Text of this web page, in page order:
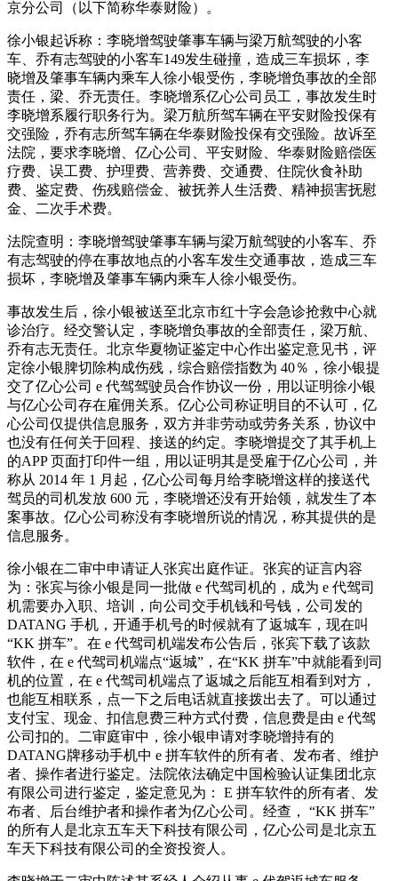
京分公司（以下简称华泰财险）。
徐小银起诉称：李晓增驾驶肇事车辆与梁万航驾驶的小客
车、乔有志驾驶的小客车149发生碰撞，造成三车损坏，李
晓增及肇事车辆内乘车人徐小银受伤，李晓增负事故的全部
责任，梁、乔无责任。李晓增系亿心公司员工，事故发生时
李晓增系履行职务行为。梁万航所驾车辆在平安财险投保有
交强险，乔有志所驾车辆在华泰财险投保有交强险。故诉至
法院，要求李晓增、亿心公司、平安财险、华泰财险赔偿医
疗费、误工费、护理费、营养费、交通费、住院伙食补助
费、鉴定费、伤残赔偿金、被抚养人生活费、精神损害抚慰
金、二次手术费。
法院查明：李晓增驾驶肇事车辆与梁万航驾驶的小客车、乔
有志驾驶的停在事故地点的小客车发生交通事故，造成三车
损坏，李晓增及肇事车辆内乘车人徐小银受伤。
事故发生后，徐小银被送至北京市红十字会急诊抢救中心就
诊治疗。经交警认定，李晓增负事故的全部责任，梁万航、
乔有志无责任。北京华夏物证鉴定中心作出鉴定意见书，评
定徐小银脾切除构成伤残，综合赔偿指数为 40％，徐小银提
交了亿心公司 e 代驾驾驶员合作协议一份，用以证明徐小银
与亿心公司存在雇佣关系。亿心公司称证明目的不认可，亿
心公司仅提供信息服务，双方并非劳动或劳务关系，协议中
也没有任何关于回程、接送的约定。李晓增提交了其手机上
的APP 页面打印件一组，用以证明其是受雇于亿心公司，并
称从 2014 年 1 月起，亿心公司每月给李晓增这样的接送代
驾员的司机发放 600 元，李晓增还没有开始领，就发生了本
案事故。亿心公司称没有李晓增所说的情况，称其提供的是
信息服务。
徐小银在二审中申请证人张宾出庭作证。张宾的证言内容
为：张宾与徐小银是同一批做 e 代驾司机的，成为 e 代驾司
机需要办入职、培训，向公司交手机钱和号钱，公司发的
DATANG 手机，开通手机号的时候就有了返城车，现在叫
“KK 拼车”。在 e 代驾司机端发布公告后，张宾下载了该款
软件，在 e 代驾司机端点“返城”，在“KK 拼车”中就能看到司
机的位置，在 e 代驾司机端点了返城之后能互相看到对方，
也能互相联系，点一下之后电话就直接拨出去了。可以通过
支付宝、现金、扣信息费三种方式付费，信息费是由 e 代驾
公司扣的。二审庭审中，徐小银申请对李晓增持有的
DATANG牌移动手机中 e 拼车软件的所有者、发布者、维护
者、操作者进行鉴定。法院依法确定中国检验认证集团北京
有限公司进行鉴定，鉴定意见为： E 拼车软件的所有者、发
布者、后台维护者和操作者为亿心公司。经查， “KK 拼车”
的所有人是北京五车天下科技有限公司，亿心公司是北京五
车天下科技有限公司的全资投资人。